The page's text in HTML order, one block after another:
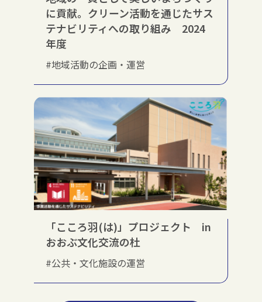
に貢献。クリーン活動を通じたサス
テナビリティへの取り組み 2024
年度
#地域活動の企画・運営
「こころ羽(は)」プロジェクト in
おおぶ文化交流の杜
#公共・文化施設の運営